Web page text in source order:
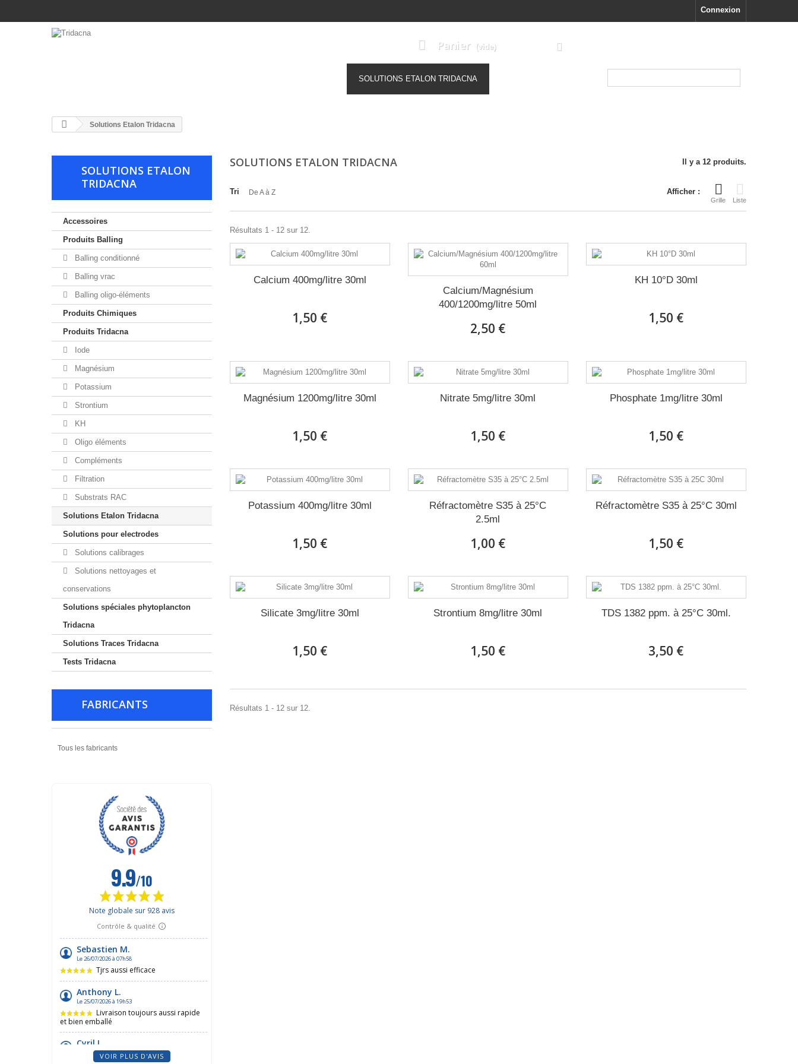
Connexion
Panier (vide)
SOLUTIONS ETALON TRIDACNA
Solutions Etalon Tridacna
SOLUTIONS ETALON
TRIDACNA
Accessoires
Produits Balling
Balling conditionné
Balling vrac
Balling oligo-éléments
Produits Chimiques
Produits Tridacna
Iode
Magnésium
Potassium
Strontium
KH
Oligo éléments
Compléments
Filtration
Substrats RAC
Solutions Etalon Tridacna
Solutions pour electrodes
Solutions calibrages
Solutions nettoyages et
conservations
Solutions spéciales phytoplancton
Tridacna
Solutions Traces Tridacna
Tests Tridacna
FABRICANTS
Tous les fabricants
VOIR PLUS D'AVIS
SOLUTIONS ETALON TRIDACNA Il y a 12 produits.
Afficher :
Grille Liste
Tri De A à Z
Résultats 1 - 12 sur 12.
Calcium 400mg/litre 30ml
1,50 €
Calcium/Magnésium
400/1200mg/litre 50ml
2,50 €
KH 10°D 30ml
1,50 €
Magnésium 1200mg/litre 30ml
1,50 €
Nitrate 5mg/litre 30ml
1,50 €
Phosphate 1mg/litre 30ml
1,50 €
Potassium 400mg/litre 30ml
1,50 €
Réfractomètre S35 à 25°C
2.5ml
1,00 €
Réfractomètre S35 à 25°C 30ml
1,50 €
Silicate 3mg/litre 30ml
1,50 €
Strontium 8mg/litre 30ml
1,50 €
TDS 1382 ppm. à 25°C 30ml.
3,50 €
Résultats 1 - 12 sur 12.